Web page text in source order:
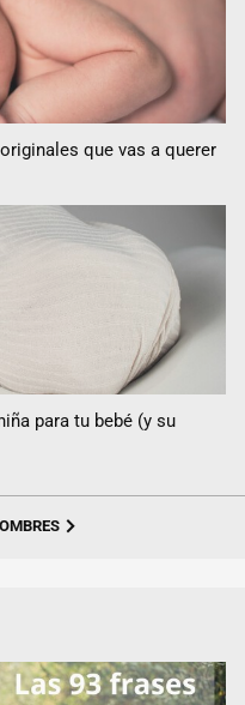
que vas a querer
para tu bebé (y su